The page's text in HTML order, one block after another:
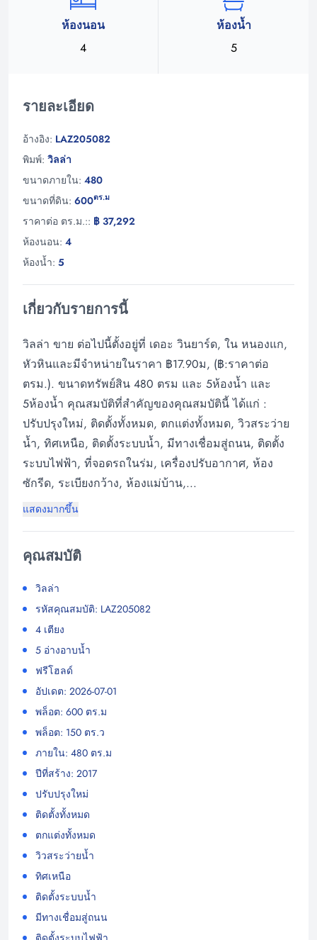
ห้องนอน
4
ห้องน้ำ
5
รายละเอียด
อ้างอิง: LAZ205082
พิมพ์: วิลล่า
ขนาดภายใน: 480
ขนาดที่ดิน: 600ตร.ม
ราคาต่อ ตร.ม.:: ฿ 37,292
ห้องนอน: 4
ห้องน้ำ: 5
เกี่ยวกับรายการนี้
วิลล่า ขาย ต่อไปนี้ตั้งอยู่ที่ เดอะ วินยาร์ด, ใน หนองแก,
หัวหินและมีจำหน่ายในราคา ฿17.90ม, (฿:ราคาต่อ
ตรม.). ขนาดทรัพย์สิน 480 ตรม และ 5ห้องน้ำ และ
5ห้องน้ำ คุณสมบัติที่สำคัญของคุณสมบัตินี้ ได้แก่ :
ปรับปรุงใหม่, ติดตั้งทั้งหมด, ตกแต่งทั้งหมด, วิวสระว่าย
น้ำ, ทิศเหนือ, ติดตั้งระบบน้ำ, มีทางเชื่อมสู่ถนน, ติดตั้ง
ระบบไฟฟ้า, ที่จอดรถในร่ม, เครื่องปรับอากาศ, ห้อง
ซักรีด, ระเบียงกว้าง, ห้องแม่บ้าน,...
แสดงมากขึ้น
คุณสมบัติ
วิลล่า
รหัสคุณสมบัติ: LAZ205082
4 เตียง
5 อ่างอาบน้ำ
ฟรีโฮลด์
อัปเดต: 2026-07-01
พล็อต: 600 ตร.ม
พล็อต: 150 ตร.ว
ภายใน: 480 ตร.ม
ปีที่สร้าง: 2017
ปรับปรุงใหม่
ติดตั้งทั้งหมด
ตกแต่งทั้งหมด
วิวสระว่ายน้ำ
ทิศเหนือ
ติดตั้งระบบน้ำ
มีทางเชื่อมสู่ถนน